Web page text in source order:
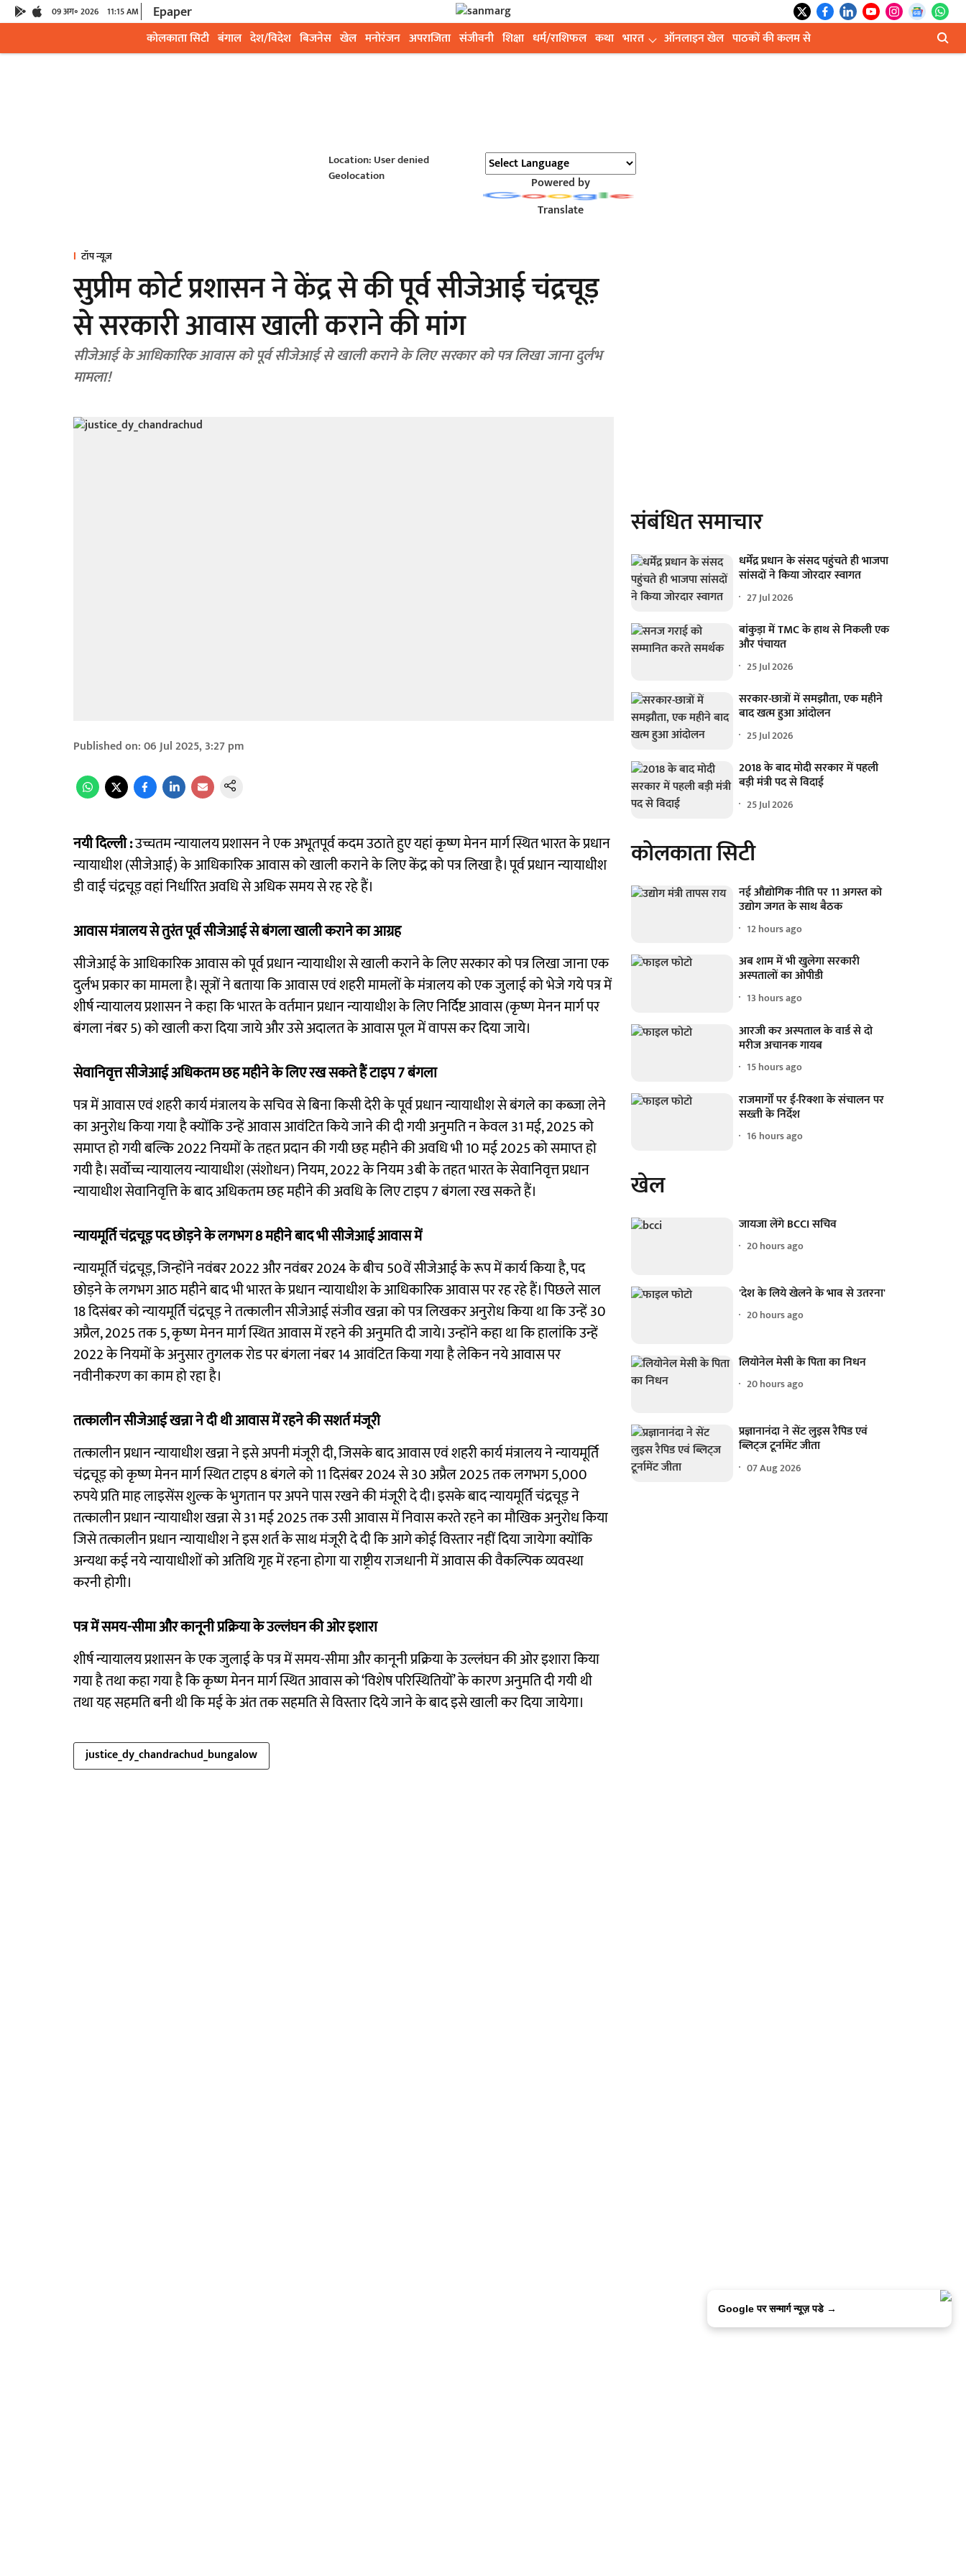
09 अग॰ 2026 11:15 AM Epaper
कोलकाता सिटी बंगाल देश/विदेश बिजनेस खेल मनोरंजन अपराजिता संजीवनी शिक्षा धर्म/राशिफल कथा भारत ऑनलाइन खेल पाठकों की कलम से
Location: User denied
Geolocation
Powered by
Translate
टॉप न्यूज़
सुप्रीम कोर्ट प्रशासन ने केंद्र से की पूर्व सीजेआई चंद्रचूड़
से सरकारी आवास खाली कराने की मांग
सीजेआई के आधिकारिक आवास को पूर्व सीजेआई से खाली कराने के लिए सरकार को पत्र लिखा जाना दुर्लभ
मामला!
Published on:06 Jul 2025, 3:27 pm
नयी दिल्ली :उच्चतम न्यायालय प्रशासन ने एक अभूतपूर्व कदम उठाते हुए यहां कृष्ण मेनन मार्ग स्थित भारत के प्रधान
न्यायाधीश (सीजेआई) के आधिकारिक आवास को खाली कराने के लिए केंद्र को पत्र लिखा है। पूर्व प्रधान न्यायाधीश
डी वाई चंद्रचूड़ वहां निर्धारित अवधि से अधिक समय से रह रहे हैं।
आवास मंत्रालय से तुरंत पूर्व सीजेआई से बंगला खाली कराने का आग्रह
सीजेआई के आधिकारिक आवास को पूर्व प्रधान न्यायाधीश से खाली कराने के लिए सरकार को पत्र लिखा जाना एक
दुर्लभ प्रकार का मामला है। सूत्रों ने बताया कि आवास एवं शहरी मामलों के मंत्रालय को एक जुलाई को भेजे गये पत्र में
शीर्ष न्यायालय प्रशासन ने कहा कि भारत के वर्तमान प्रधान न्यायाधीश के लिए निर्दिष्ट आवास (कृष्ण मेनन मार्ग पर
बंगला नंबर 5) को खाली करा दिया जाये और उसे अदालत के आवास पूल में वापस कर दिया जाये।
सेवानिवृत्त सीजेआई अधिकतम छह महीने के लिए रख सकते हैं टाइप 7 बंगला
पत्र में आवास एवं शहरी कार्य मंत्रालय के सचिव से बिना किसी देरी के पूर्व प्रधान न्यायाधीश से बंगले का कब्जा लेने
का अनुरोध किया गया है क्योंकि उन्हें आवास आवंटित किये जाने की दी गयी अनुमति न केवल 31 मई, 2025 को
समाप्त हो गयी बल्कि 2022 नियमों के तहत प्रदान की गयी छह महीने की अवधि भी 10 मई 2025 को समाप्त हो
गयी है। सर्वोच्च न्यायालय न्यायाधीश (संशोधन) नियम, 2022 के नियम 3बी के तहत भारत के सेवानिवृत्त प्रधान
न्यायाधीश सेवानिवृत्ति के बाद अधिकतम छह महीने की अवधि के लिए टाइप 7 बंगला रख सकते हैं।
न्यायमूर्ति चंद्रचूड़ पद छोड़ने के लगभग 8 महीने बाद भी सीजेआई आवास में
न्यायमूर्ति चंद्रचूड़, जिन्होंने नवंबर 2022 और नवंबर 2024 के बीच 50वें सीजेआई के रूप में कार्य किया है, पद
छोड़ने के लगभग आठ महीने बाद भी भारत के प्रधान न्यायाधीश के आधिकारिक आवास पर रह रहे हैं। पिछले साल
18 दिसंबर को न्यायमूर्ति चंद्रचूड़ ने तत्कालीन सीजेआई संजीव खन्ना को पत्र लिखकर अनुरोध किया था कि उन्हें 30
अप्रैल, 2025 तक 5, कृष्ण मेनन मार्ग स्थित आवास में रहने की अनुमति दी जाये। उन्होंने कहा था कि हालांकि उन्हें
2022 के नियमों के अनुसार तुगलक रोड पर बंगला नंबर 14 आवंटित किया गया है लेकिन नये आवास पर
नवीनीकरण का काम हो रहा है।
तत्कालीन सीजेआई खन्ना ने दी थी आवास में रहने की सशर्त मंजूरी
तत्कालीन प्रधान न्यायाधीश खन्ना ने इसे अपनी मंजूरी दी, जिसके बाद आवास एवं शहरी कार्य मंत्रालय ने न्यायमूर्ति
चंद्रचूड़ को कृष्ण मेनन मार्ग स्थित टाइप 8 बंगले को 11 दिसंबर 2024 से 30 अप्रैल 2025 तक लगभग 5,000
रुपये प्रति माह लाइसेंस शुल्क के भुगतान पर अपने पास रखने की मंजूरी दे दी। इसके बाद न्यायमूर्ति चंद्रचूड़ ने
तत्कालीन प्रधान न्यायाधीश खन्ना से 31 मई 2025 तक उसी आवास में निवास करते रहने का मौखिक अनुरोध किया
जिसे तत्कालीन प्रधान न्यायाधीश ने इस शर्त के साथ मंजूरी दे दी कि आगे कोई विस्तार नहीं दिया जायेगा क्योंकि
अन्यथा कई नये न्यायाधीशों को अतिथि गृह में रहना होगा या राष्ट्रीय राजधानी में आवास की वैकल्पिक व्यवस्था
करनी होगी।
पत्र में समय-सीमा और कानूनी प्रक्रिया के उल्लंघन की ओर इशारा
शीर्ष न्यायालय प्रशासन के एक जुलाई के पत्र में समय-सीमा और कानूनी प्रक्रिया के उल्लंघन की ओर इशारा किया
गया है तथा कहा गया है कि कृष्ण मेनन मार्ग स्थित आवास को ‘विशेष परिस्थितियों’ के कारण अनुमति दी गयी थी
तथा यह सहमति बनी थी कि मई के अंत तक सहमति से विस्तार दिये जाने के बाद इसे खाली कर दिया जायेगा।
justice_dy_chandrachud_bungalow
संबंधित समाचार
धर्मेंद्र प्रधान के संसद पहुंचते ही भाजपा
सांसदों ने किया जोरदार स्वागत
27 Jul 2026
बांकुड़ा में TMC के हाथ से निकली एक
और पंचायत
25 Jul 2026
सरकार-छात्रों में समझौता, एक महीने
बाद खत्म हुआ आंदोलन
25 Jul 2026
2018 के बाद मोदी सरकार में पहली
बड़ी मंत्री पद से विदाई
25 Jul 2026
कोलकाता सिटी
नई औद्योगिक नीति पर 11 अगस्त को
उद्योग जगत के साथ बैठक
12 hours ago
अब शाम में भी खुलेगा सरकारी
अस्पतालों का ओपीडी
13 hours ago
आरजी कर अस्पताल के वार्ड से दो
मरीज अचानक गायब
15 hours ago
राजमार्गों पर ई-रिक्शा के संचालन पर
सख्ती के निर्देश
16 hours ago
खेल
जायजा लेंगे BCCI सचिव
20 hours ago
'देश के लिये खेलने के भाव से उतरना'
20 hours ago
लियोनेल मेसी के पिता का निधन
20 hours ago
प्रज्ञानानंदा ने सेंट लुइस रैपिड एवं
ब्लिट्ज टूर्नामेंट जीता
07 Aug 2026
Google पर सन्मार्ग न्यूज़ पडे →